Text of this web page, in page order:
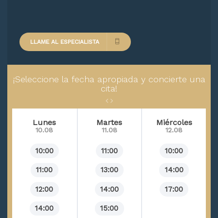
Anorexia
Arrancamiento compulsivo del cabello
Codependencia
Conducta agresiva
Deseo sexual inhibido
Fagofobia
LLAME AL ESPECIALISTA
¡Seleccione la fecha apropiada y concierte una
cita!
Lunes
10.08
10:00
11:00
12:00
14:00
Martes
11.08
11:00
13:00
14:00
15:00
Miércoles
12.08
10:00
14:00
17:00